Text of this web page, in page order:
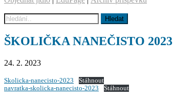
ŠKOLIČKA NANEČISTO 2023
24. 2. 2023
Skolicka-nanecisto-2023
Stáhnout
navratka-skolicka-nanecisto-2023
Stáhnout